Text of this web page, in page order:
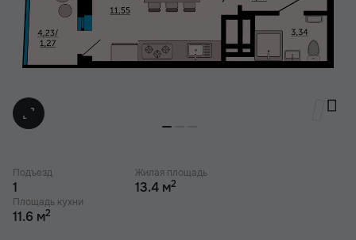
Подъезд
1
Жилая площадь
13.4 м2
Площадь кухни
11.6 м2